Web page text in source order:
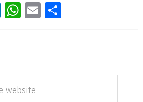
LinkedIn
WhatsApp
Email